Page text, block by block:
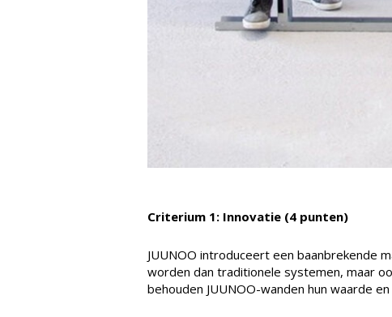
Criterium 1: Innovatie (4 punten)
JUUNOO introduceert een baanbrekende
worden dan traditionele systemen, maar
behouden JUUNOO-wanden hun waarde